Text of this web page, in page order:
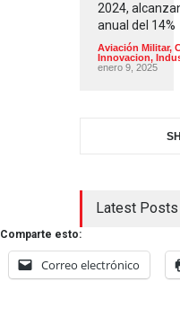
2024,
anual del 14%
Aviación Militar,
Innovacion,
enero 9, 2025
Latest Posts
Comparte esto:
Correo electrónico